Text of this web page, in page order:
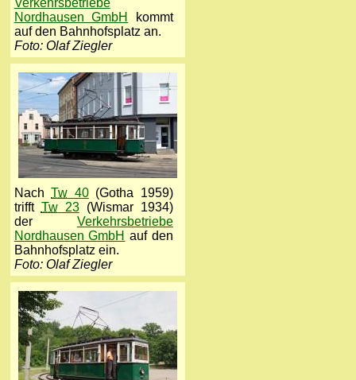
Verkehrsbetriebe
Nordhausen GmbH
kommt
auf den Bahnhofsplatz an.
Foto: Olaf Ziegler
NachTw 40(Gotha 1959)
trifft Tw23(Wismar 1934)
der Verkehrsbetriebe
Nordhausen GmbH auf den
Bahnhofsplatz ein.
Foto: Olaf Ziegler